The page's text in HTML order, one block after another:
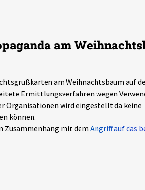
am
am Weihnachtsbaum auf
Ermittlungsverfahren wegen
Organisationen wird eingestellt da keine
können.
Zusammenhang mit demAngriff auf das